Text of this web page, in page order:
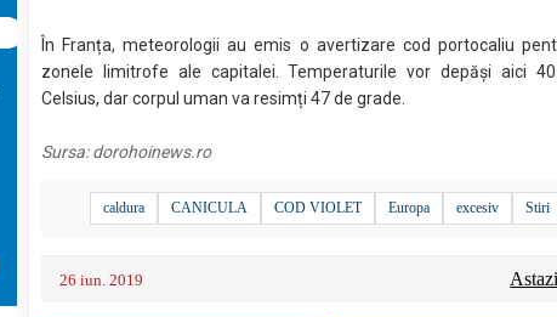
În Franța, meteorologii au emis o avertizare cod portocaliu
zonele limitrofe ale capitalei. Temperaturile vor depăși aici
Celsius, dar corpul uman va resimți 47 de grade.
Sursa:dorohoinews.ro
caldura CANICULA COD VIOLET Europa excesiv Stiri
26 iun. 2019